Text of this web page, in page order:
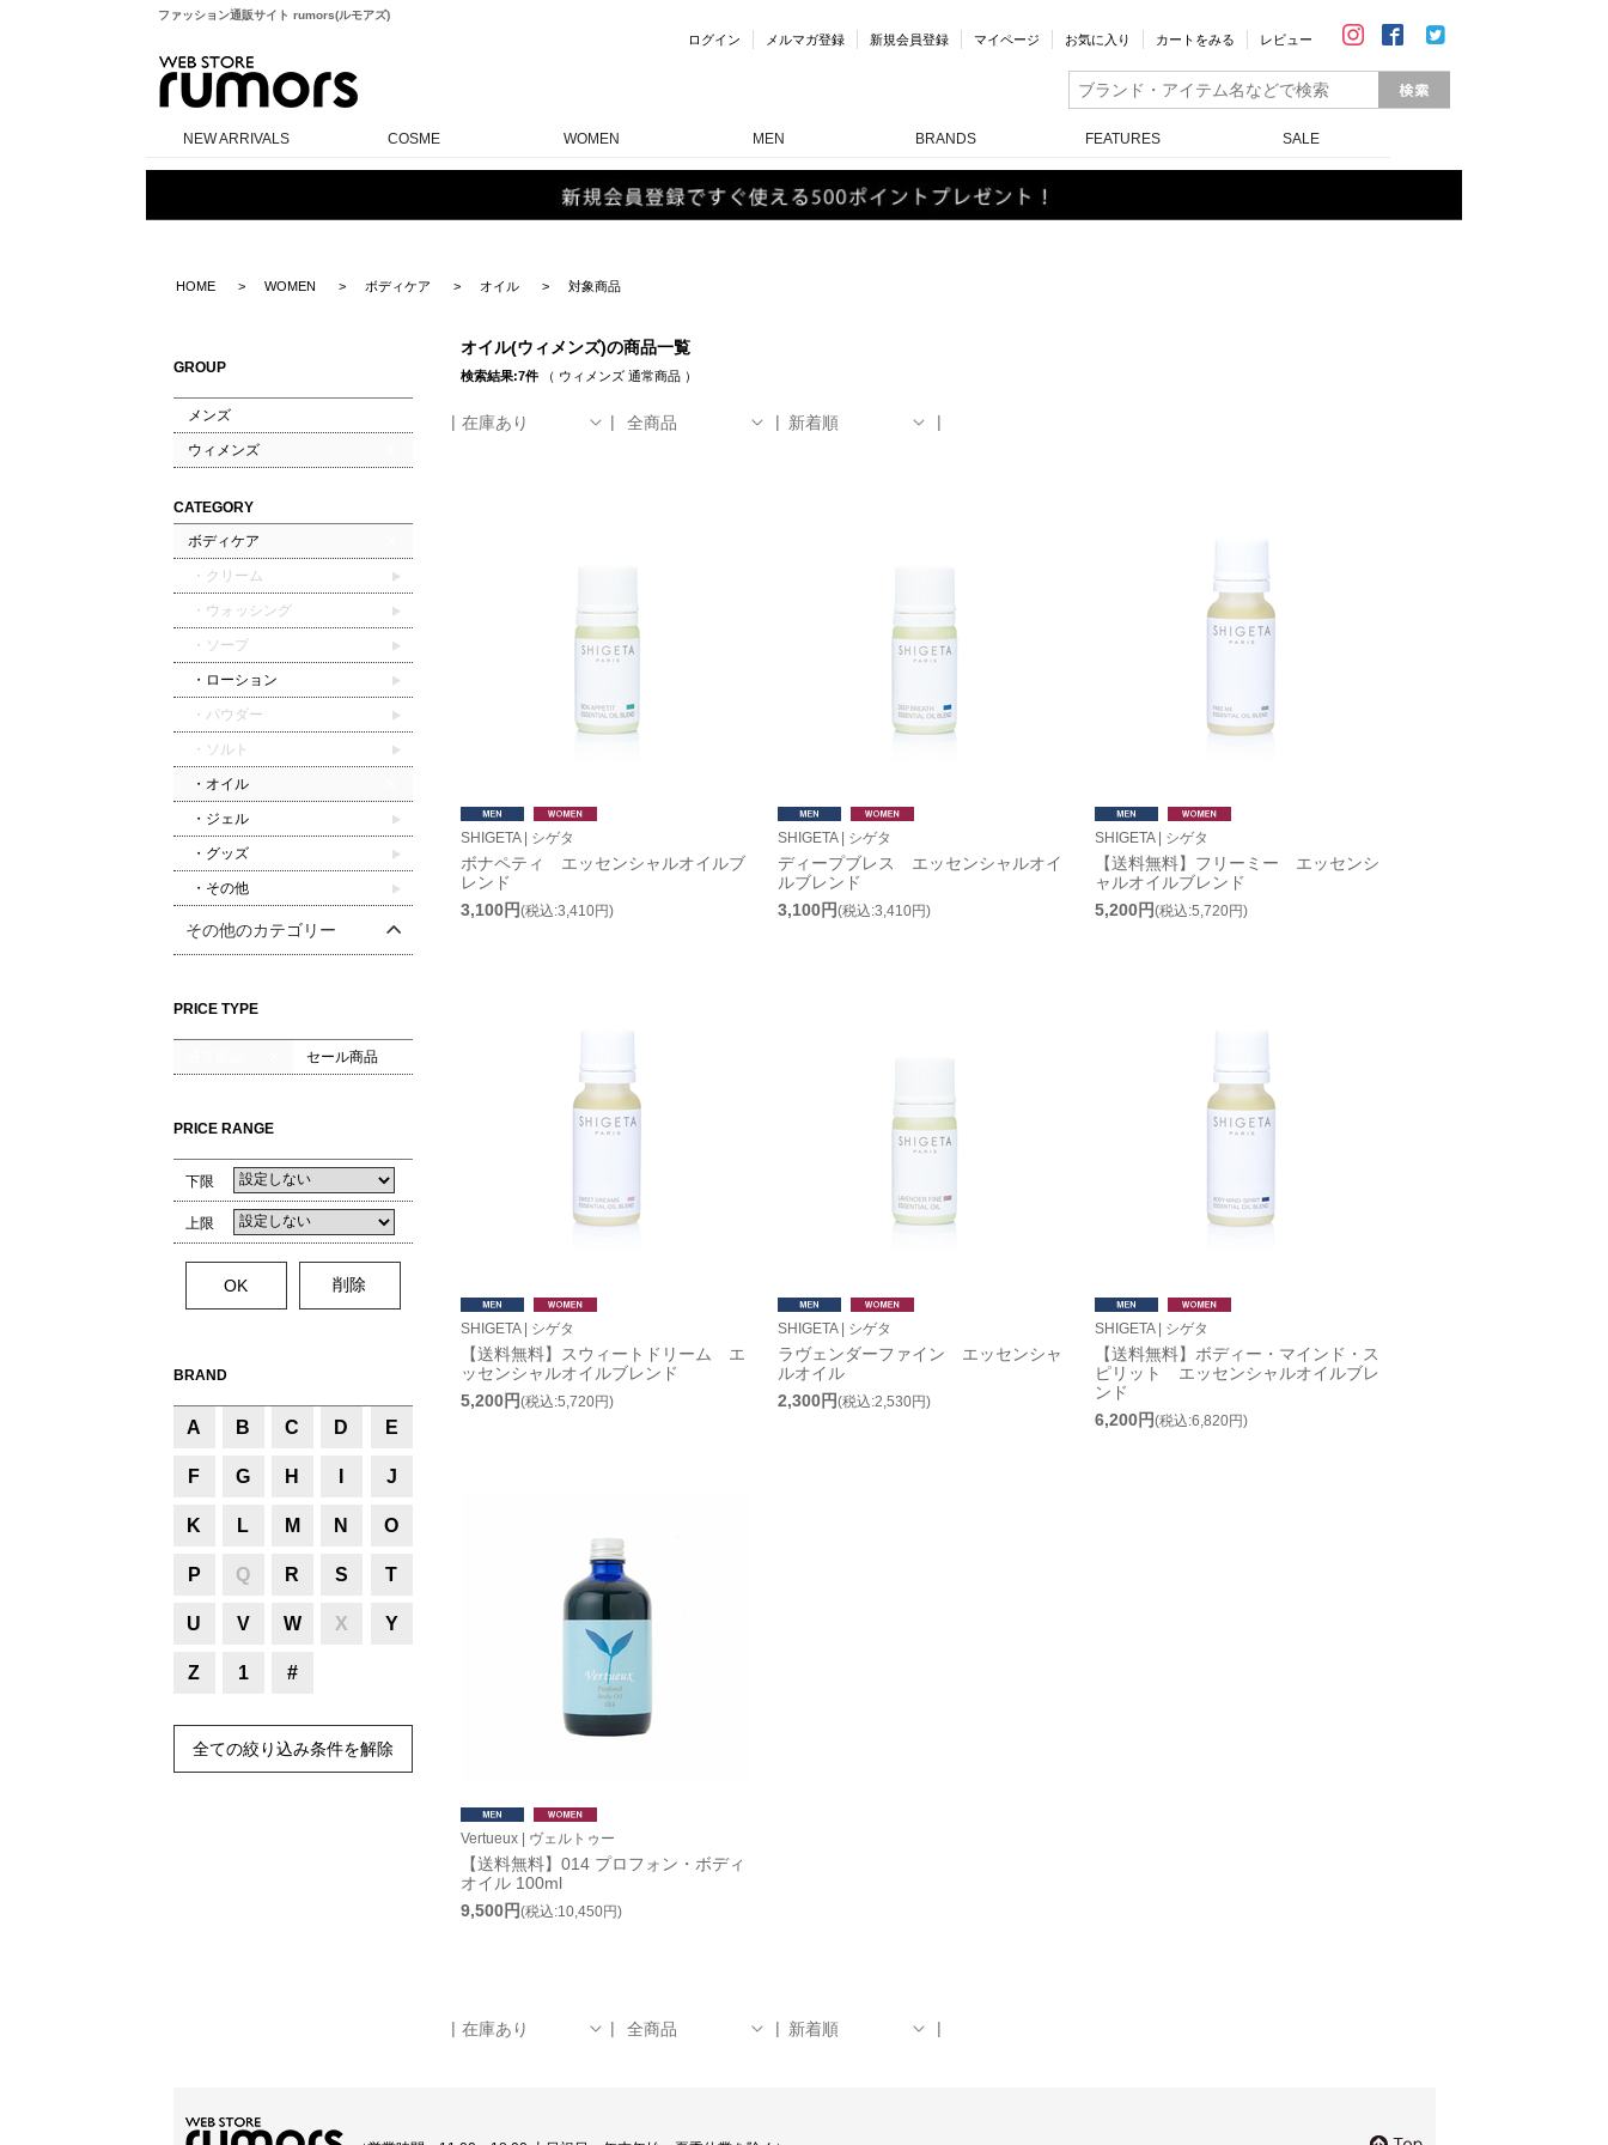
ファッション通販サイト rumors(ルモアズ)
ログイン メルマガ登録 新規会員登録 マイページ お気に入り カートをみる レビュー
NEW ARRIVALS COSME WOMEN MEN BRANDS FEATURES SALE
HOME WOMEN ボディケア オイル 対象商品
GROUP
メンズ
ウィメンズ
CATEGORY
ボディケア
・クリーム
・ウォッシング
・ソープ
・ローション
・パウダー
・ソルト
・オイル
・ジェル
・グッズ
・その他
その他のカテゴリー
PRICE TYPE
セール商品
PRICE RANGE
下限
上限
BRAND
A B C D E
F G H J
K L M N O
P Q R S T
U V W X Y
Z 1 #
全ての絞り込み条件を解除
オイル(ウィメンズ)の商品一覧
検索結果:7件（ ウィメンズ 通常商品）
在庫あり 全商品 新着順
SHIGETA | シゲタ
ボナペティ エッセンシャルオイルブ
レンド
3,100円(税込:3,410円)
SHIGETA | シゲタ
ディープブレス エッセンシャルオイ
ルブレンド
3,100円(税込:3,410円)
SHIGETA | シゲタ
【送料無料】フリーミー エッセンシ
ャルオイルブレンド
5,200円(税込:5,720円)
SHIGETA | シゲタ
【送料無料】スウィートドリーム エ
ッセンシャルオイルブレンド
5,200円(税込:5,720円)
SHIGETA | シゲタ
ラヴェンダーファイン エッセンシャ
ルオイル
2,300円(税込:2,530円)
SHIGETA | シゲタ
【送料無料】ボディー・マインド・ス
ピリット エッセンシャルオイルブレ
ンド
6,200円(税込:6,820円)
Vertueux | ヴェルトゥー
【送料無料】014 プロフォン・ボディ
オイル 100ml
9,500円(税込:10,450円)
在庫あり 全商品 新着順